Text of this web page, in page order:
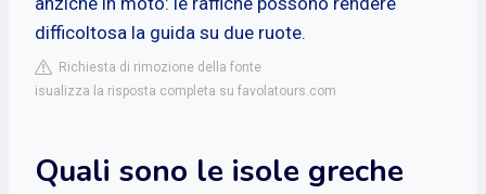
difficoltosa la guida su due ruote.
Richiesta di rimozione della fonte
isualizza la risposta completa su favolatours.com
Quali sono le isole greche